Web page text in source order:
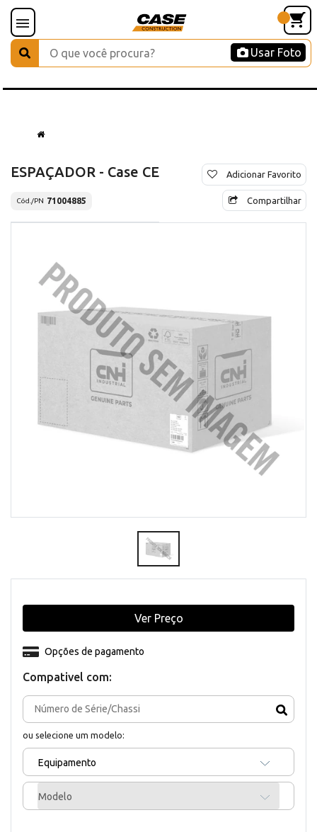
Usar Foto
ESPAÇADOR - Case CE
Cód./PN 71004885
Adicionar Favorito
Compartilhar
Compativel com:
ou selecione um modelo:
Equipamento
Modelo
Opções de pagamento
Ver Preço